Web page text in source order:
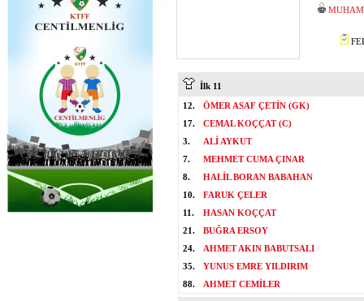
İlk 11
12.
ÖMER ASAF ÇETİN (GK)
17.
CEMAL KOÇÇAT (C)
3.
ALİ AYKUT
7.
MEHMET CUMA ÇINAR
8.
HALİL BORAN BABAHAN
10.
FARUK ÇELER
11.
HASAN KOÇÇAT
21.
BUĞRA ERSOY
24.
AHMET AKIN BABUTSALI
35.
YUNUS EMRE YILDIRIM
88.
AHMET CEMİLER